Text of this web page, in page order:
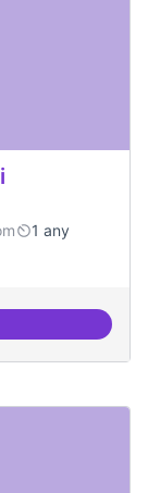
1 any
definides i